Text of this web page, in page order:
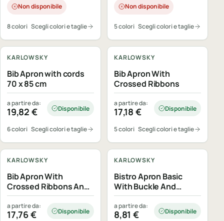
Non disponibile
8 colori Scegli colori e taglie
Non disponibile
5 colori Scegli colori e taglie
KARLOWSKY
Bib Apron with cords
70 x 85 cm
a partire da:
19,82 € Disponibile
6 colori Scegli colori e taglie
KARLOWSKY
Bib Apron With
Crossed Ribbons
a partire da:
17,18 € Disponibile
5 colori Scegli colori e taglie
KARLOWSKY
Bib Apron With
Crossed Ribbons And
Big Pocket
a partire da:
17,76€ Disponibile
KARLOWSKY
Bistro Apron Basic
With Buckle And
Pocket
a partire da:
8,81€ Disponibile